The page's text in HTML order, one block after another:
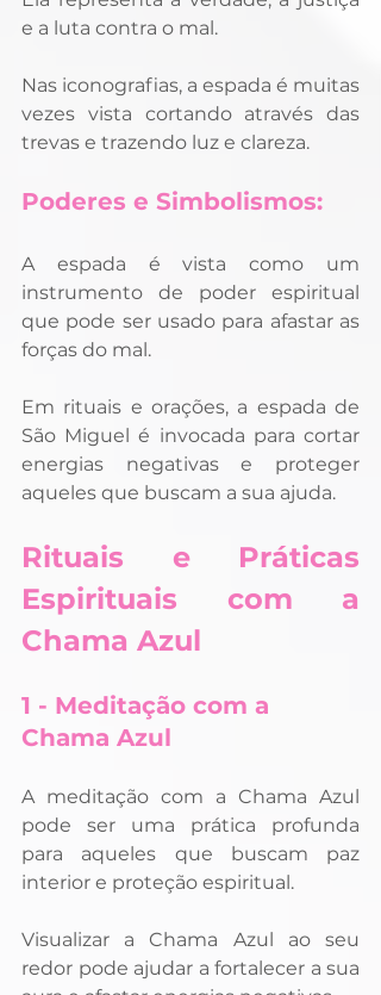
e a luta contra o mal.
Nas iconografias, a espada é muitas
vezes vista cortando através das
trevas e trazendo luz e clareza.
Poderes e Simbolismos:
A espada é vista como um
instrumento de poder espiritual
que pode ser usado para afastar as
forças do mal.
Em rituais e orações, a espada de
São Miguel é invocada para cortar
energias negativas e proteger
aqueles que buscam a sua ajuda.
Rituais e Práticas
Espirituais com a
Chama Azul
1 - Meditação com a
Chama Azul
A meditação com a Chama Azul
pode ser uma prática profunda
para aqueles que buscam paz
interior e proteção espiritual.
Visualizar a Chama Azul ao seu
redor pode ajudar a fortalecer a sua